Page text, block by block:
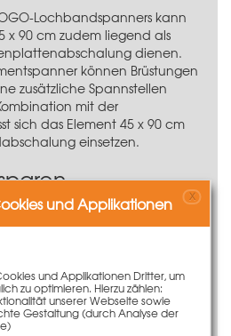
Lochbandspanners kann
x 90 cm zudem liegend als
dienen.
können Brüstungen
zusätzliche Spannstellen
mit der
sich das Element 45 x 90 cm
einsetzen.
von Passelementen
können bei 0,90 m
eingespart werden. Damit
Spannstäbe und für
Die Spannstellen
dadurch ersetzt, dass das
mit dem Großflächenelement
und Applikationen X
und Applikationen Dritter, um
zu optimieren. Hierzu zählen:
unserer Webseite sowie
Gestaltung (durch Analyse der